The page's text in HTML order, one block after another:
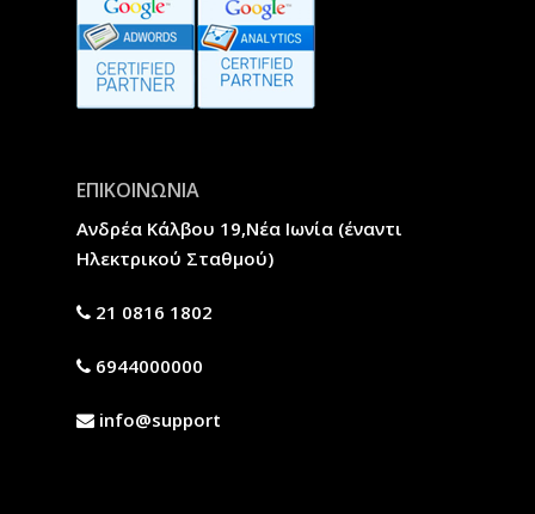
ΕΠΙΚΟΙΝΩΝΙΑ
Ανδρέα Κάλβου 19,Νέα Ιωνία (έναντι
Ηλεκτρικού Σταθμού)
21 0816 1802
6944000000
info@support